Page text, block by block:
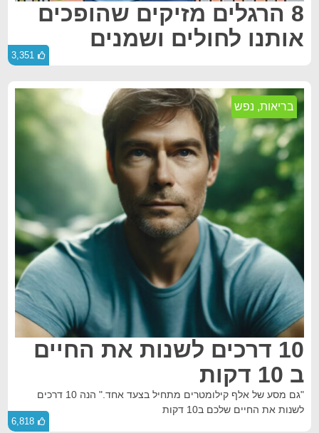
8 הרגלים מזיקים שהופכים
אותנו לחולים ושמנים
3,351
בריאות, נפש
10 דרכים לשנות את החיים
ב 10 דקות
"גם מסע של אלף קילומטרים מתחיל בצעד אחד." הנה 10 דרכים
לשנות את החיים שלכם ב10 דקות
6,818